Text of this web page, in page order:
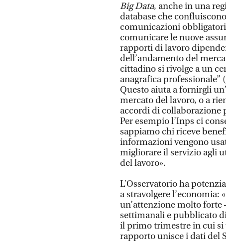
Big Data, anche in una
database che
comunicazioni
comunicare le nuove
rapporti di lavoro
dell’andamento del
cittadino si rivolge a un
anagrafica professionale”
Questo aiuta a fornirgli
mercato del lavoro, o a
accordi di collaborazione
Per esempio l’Inps ci
sappiamo chi riceve
informazioni vengono
migliorare il servizio agli
del lavoro».
L’Osservatorio ha
a stravolgere l’economia:
un’attenzione molto
settimanali e pubblicato
il primo trimestre in cui si
rapporto unisce i dati del